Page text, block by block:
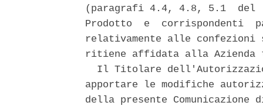
(paragrafi 4.4, 4.8, 5.1  del
Prodotto  e
relativamente alle
ritiene affidata alla
Il Titolare
apportare le modifiche
della presente